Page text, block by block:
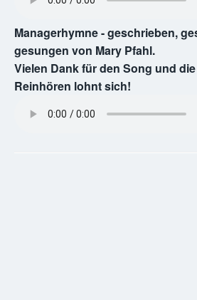
Managerhymne - geschrieben,
gesungen von Mary Pfahl.
Vielen Dank für den Song und
Reinhören lohnt sich!